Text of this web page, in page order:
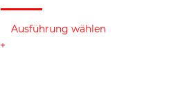
Ausführung wählen